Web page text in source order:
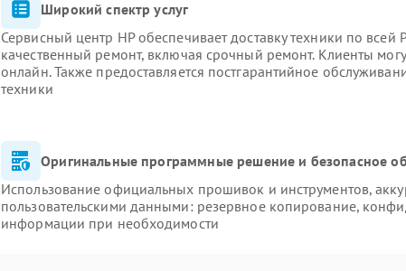
Широкий спектр услуг
Сервисный центр HP обеспечивает доставку техники по всей
качественный ремонт, включая срочный ремонт. Клиенты
онлайн. Также предоставляется постгарантийное
техники
Оригинальные программные решение и безопасное
Использование официальных прошивок и инструментов,
пользовательскими данными: резервное копирование,
информации при необходимости